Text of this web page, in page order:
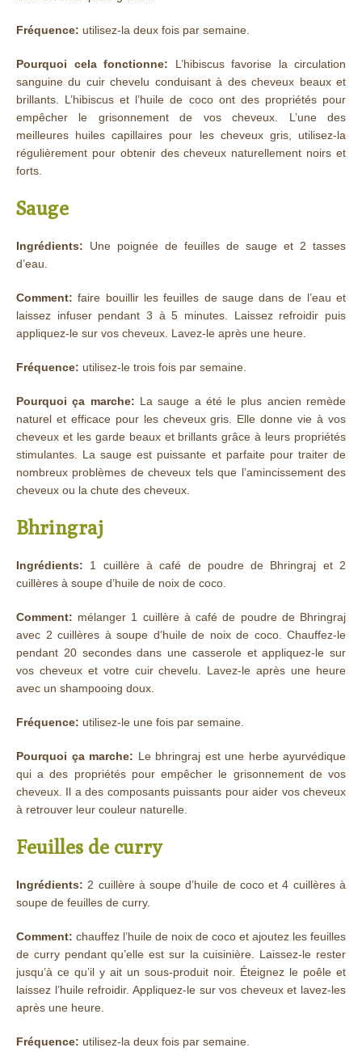
Fréquence: utilisez-la deux fois par semaine.
Pourquoi cela fonctionne: L’hibiscus favorise la circulation
sanguine du cuir chevelu conduisant à des cheveux beaux et
brillants. L’hibiscus et l’huile de coco ont des propriétés pour
empêcher le grisonnement de vos cheveux. L’une des
meilleures huiles capillaires pour les cheveux gris, utilisez-la
régulièrement pour obtenir des cheveux naturellement noirs et
forts.
Sauge
Ingrédients: Une poignée de feuilles de sauge et 2 tasses
d’eau.
Comment: faire bouillir les feuilles de sauge dans de l’eau et
laissez infuser pendant 3 à 5 minutes. Laissez refroidir puis
appliquez-le sur vos cheveux. Lavez-le après une heure.
Fréquence: utilisez-le trois fois par semaine.
Pourquoi ça marche: La sauge a été le plus ancien remède
naturel et efficace pour les cheveux gris. Elle donne vie à vos
cheveux et les garde beaux et brillants grâce à leurs propriétés
stimulantes. La sauge est puissante et parfaite pour traiter de
nombreux problèmes de cheveux tels que l’amincissement des
cheveux ou la chute des cheveux.
Bhringraj
Ingrédients: 1 cuillère à café de poudre de Bhringraj et 2
cuillères à soupe d’huile de noix de coco.
Comment: mélanger 1 cuillère à café de poudre de Bhringraj
avec 2 cuillères à soupe d’huile de noix de coco. Chauffez-le
pendant 20 secondes dans une casserole et appliquez-le sur
vos cheveux et votre cuir chevelu. Lavez-le après une heure
avec un shampooing doux.
Fréquence: utilisez-le une fois par semaine.
Pourquoi ça marche: Le bhringraj est une herbe ayurvédique
qui a des propriétés pour empêcher le grisonnement de vos
cheveux. Il a des composants puissants pour aider vos cheveux
à retrouver leur couleur naturelle.
Feuilles de curry
Ingrédients: 2 cuillère à soupe d’huile de coco et 4 cuillères à
soupe de feuilles de curry.
Comment: chauffez l’huile de noix de coco et ajoutez les feuilles
de curry pendant qu’elle est sur la cuisinière. Laissez-le rester
jusqu’à ce qu’il y ait un sous-produit noir. Éteignez le poêle et
laissez l’huile refroidir. Appliquez-le sur vos cheveux et lavez-les
après une heure.
Fréquence: utilisez-la deux fois par semaine.